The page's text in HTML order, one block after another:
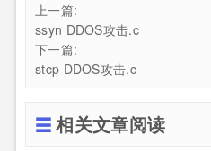
上一篇:
ssyn DDOS攻击.c
下一篇:
stcp DDOS攻击.c
相关文章阅读